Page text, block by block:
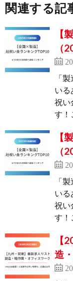
関連する記
【
（
「
いる
祝い
す！
【
（
「
いる
祝い
す！
【
造